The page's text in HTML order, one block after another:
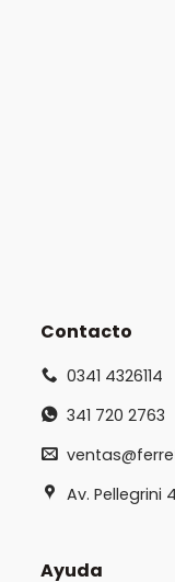
Contacto
0341 4326114
341 720 2763
Av. Pellegrini
Ayuda